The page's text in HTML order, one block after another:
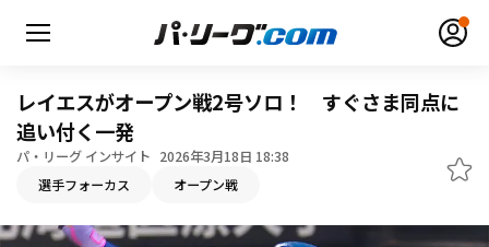
HOME
レイエスがオープン戦2号ソロ！ すぐさま同点に
追い付く一発
パ・リーグ インサイト 2026年3月18日 18:38
選手フォーカス オープン戦